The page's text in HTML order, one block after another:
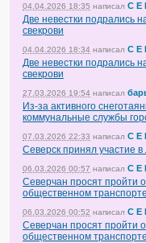
04.04.2026 18:35 написал С Е
Две невестки подрались
свекрови
04.04.2026 18:34 написал С Е
Две невестки подрались
свекрови
27.03.2026 19:54 написал
Из-за активного
коммунальные службы
07.03.2026 22:33 написал С Е
Северск принял участие
06.03.2026 00:57 написал С Е
Северчан просят пройти
общественном транспорте
06.03.2026 00:52 написал С Е
Северчан просят пройти
общественном транспорте